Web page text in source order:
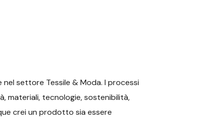
settore Tessile & Moda. I processi
materiali, tecnologie, sostenibilità,
crei un prodotto sia essere